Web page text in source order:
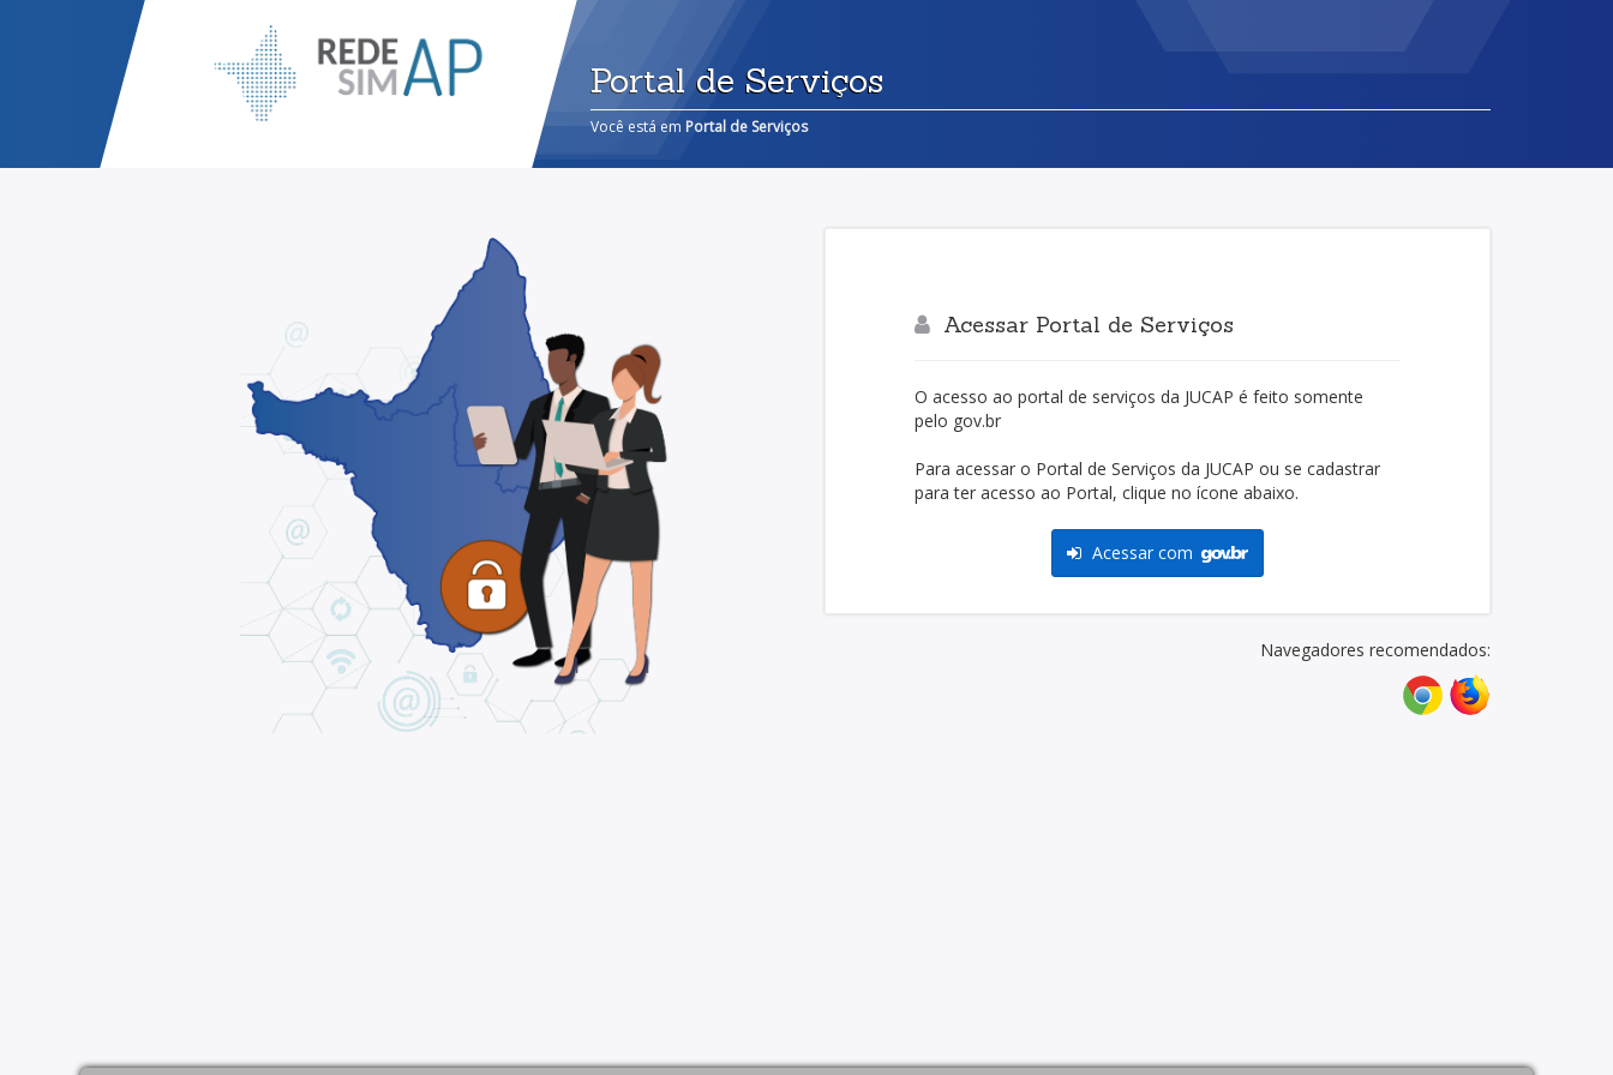
Portal de Serviços
Você está em Portal de Serviços
Acessar Portal de Serviços
O acesso ao portal de serviços da JUCAP é feito somente
pelo gov.br
Para acessar o Portal de Serviços da JUCAP ou se cadastrar
para ter acesso ao Portal, clique no ícone abaixo.
Acessar com
Navegadores recomendados: